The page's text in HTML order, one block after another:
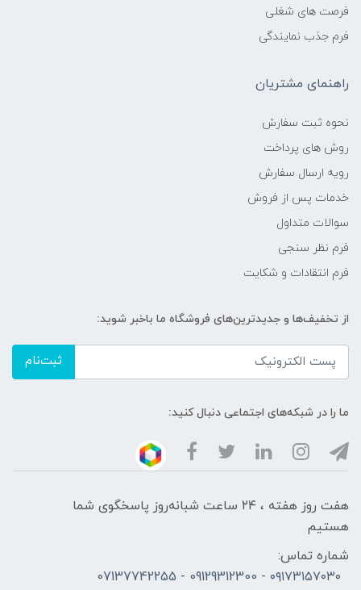
فرصت های شغلی
فرم جذب نمایندگی
راهنمای مشتریان
نحوه ثبت سفارش
روش های پرداخت
رویه ارسال سفارش
خدمات پس از فروش
سوالات متداول
فرم نظر سنجی
فرم انتقادات و شکایت
از تخفیف‌ها و جدیدترین‌های فروشگاه ما باخبر شوید:
ثبت‌نام
ما را در شبکه‌های اجتماعی دنبال کنید:
هفت روز هفته ، ۲۴ ساعت شبانه‌روز پاسخگوی شما
هستیم
شماره تماس:
۰۹۱۷۳۱۵۷۰۳۰ - 09129312300 - 07137742255